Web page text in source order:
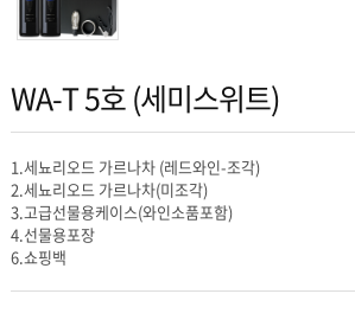
WA-T 5호 (세미스위트)
1.세뇨리오드 가르나차 (레드와인-조각)
2.세뇨리오드 가르나차(미조각)
3.고급선물용케이스(와인소품포함)
4.선물용포장
6.쇼핑백